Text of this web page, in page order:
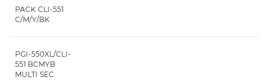
PACK CLI-551
C/M/Y/BK
PGI-550XL/CLI-
551 BCMYB
MULTI SEC